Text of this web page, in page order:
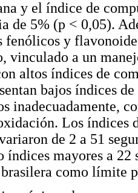
y el índice de
de 5% (p < 0,05).
fenólicos y
vinculado a un
altos índices de
bajos índices
inadecuadamente,
Los índices
de 2 a 51
índices mayores a 22
como límite